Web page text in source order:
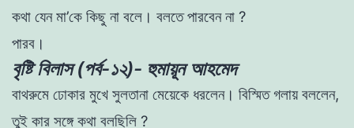
কথা যেনমা’কে কিছু না বলে । বলতেপারবেননা ?
পারব ।
বৃষ্টি বিলাস (পর্ব-১২)- হুমায়ূন আহমেদ
বাথরুমে ঢােকার মুখে সুলতানা মেয়েকে ধরলেন। বিস্মিতগলায়বললেন,
তুই কার সঙ্গেকথা বলছিলি ?